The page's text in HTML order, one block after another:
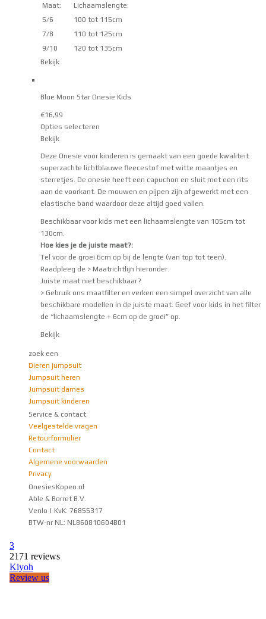
Maat:
Lichaamslengte:
5/6
100 tot 115cm
7/8
110 tot 125cm
9/10
120 tot 135cm
Bekijk
Blue Moon Star Onesie Kids
€16,99
Opties selecteren
Bekijk
Deze Onesie voor kinderen is gemaakt van een goede kwaliteit
superzachte lichtblauwe fleecestof met witte maantjes en
sterretjes. De onesie heeft een capuchon en sluit met een rits
aan de voorkant. De mouwen en pijpen zijn afgewerkt met een
elastische band waardoor deze altijd goed vallen.
Beschikbaar voor kids met een lichaamslengte van 105cm tot
130cm.
Hoe kies je de juiste maat?:
Tel voor de groei 6cm op bij de lengte (van top tot teen).
Raadpleeg de > Maatrichtlijn hieronder.
Juiste maat niet beschikbaar?
> Gebruik ons maatfilter en verken een simpel overzicht van alle
beschikbare modellen in de juiste maat. Geef voor kids in het filter
de “lichaamslengte + 6cm op de groei” op.
Bekijk
zoek een
Dieren jumpsuit
Jumpsuit heren
Jumpsuit dames
Jumpsuit kinderen
Service & contact
Veelgestelde vragen
Retourformulier
Contact
Algemene voorwaarden
Privacy
OnesiesKopen.nl
Able & Borret B.V.
Venlo | KvK: 76855317
BTW-nr NL: NL860810604B01